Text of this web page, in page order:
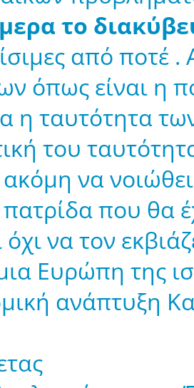
το
από ποτέ
όπως είναι η
η ταυτότητα
του
να
που θα
να τον
Ευρώπη της
ανάπτυξη